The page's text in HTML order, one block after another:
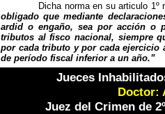
Dicha norma en su articulo 1º
obligado que mediante
ardid o engaño, sea por acción o
tributos al fisco nacional, siempre
por cada tributo y por cada ejercicio
de período fiscal inferior a un año.”
Jueces
Doctor:
Juez del Crimen de